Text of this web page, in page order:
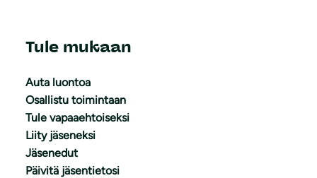
Tule mukaan
Auta luontoa
Osallistu toimintaan
Tule vapaaehtoiseksi
Liity jäseneksi
Jäsenedut
Päivitä jäsentietosi